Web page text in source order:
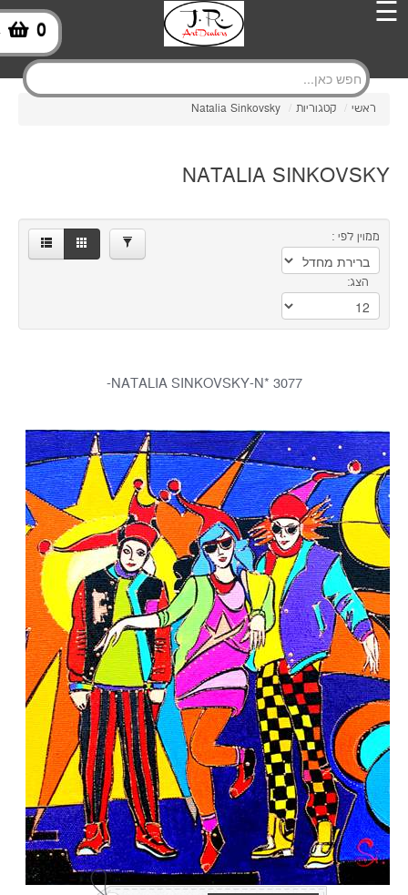
0
☰
ראשי / קטגוריות /
Natalia Sinkovsky
NATALIA SINKOVSKY
ממוין לפי :
הצג:
NATALIA SINKOVSKY-N* 3077-
×
0.00
1.00